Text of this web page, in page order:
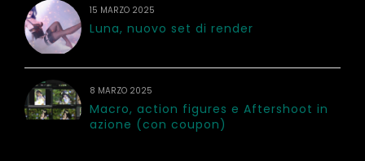
15 MARZO 2025
Luna, nuovo set di render
8 MARZO 2025
Macro, action figures e Aftershoot in
azione (con coupon)